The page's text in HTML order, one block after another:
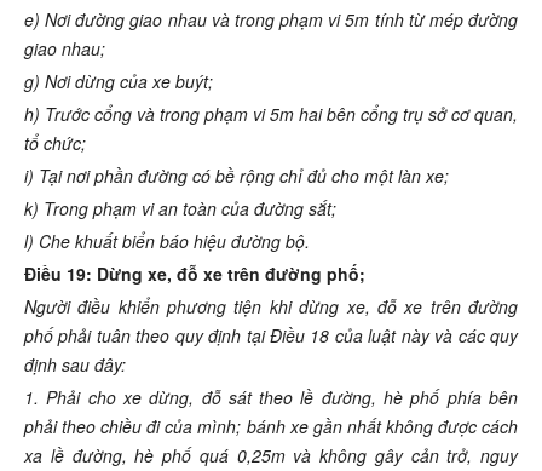
e) Nơi đường giao nhau và trong phạm vi 5m tính từ mép đường
giao nhau;
g) Nơi dừng của xe buýt;
h) Trước cổng và trong phạm vi 5m hai bên cổng trụ sở cơ quan,
tổ chức;
i) Tại nơi phần đường có bề rộng chỉ đủ cho một làn xe;
k) Trong phạm vi an toàn của đường sắt;
l) Che khuất biển báo hiệu đường bộ.
Điều 19: Dừng xe, đỗ xe trên đường phố;
Người điều khiển phương tiện khi dừng xe, đỗ xe trên đường
phố phải tuân theo quy định tại Điều 18 của luật này và các quy
định sau đây:
1. Phải cho xe dừng, đỗ sát theo lề đường, hè phố phía bên
phải theo chiều đi của mình; bánh xe gần nhất không được cách
xa lề đường, hè phố quá 0,25m và không gây cản trở, nguy